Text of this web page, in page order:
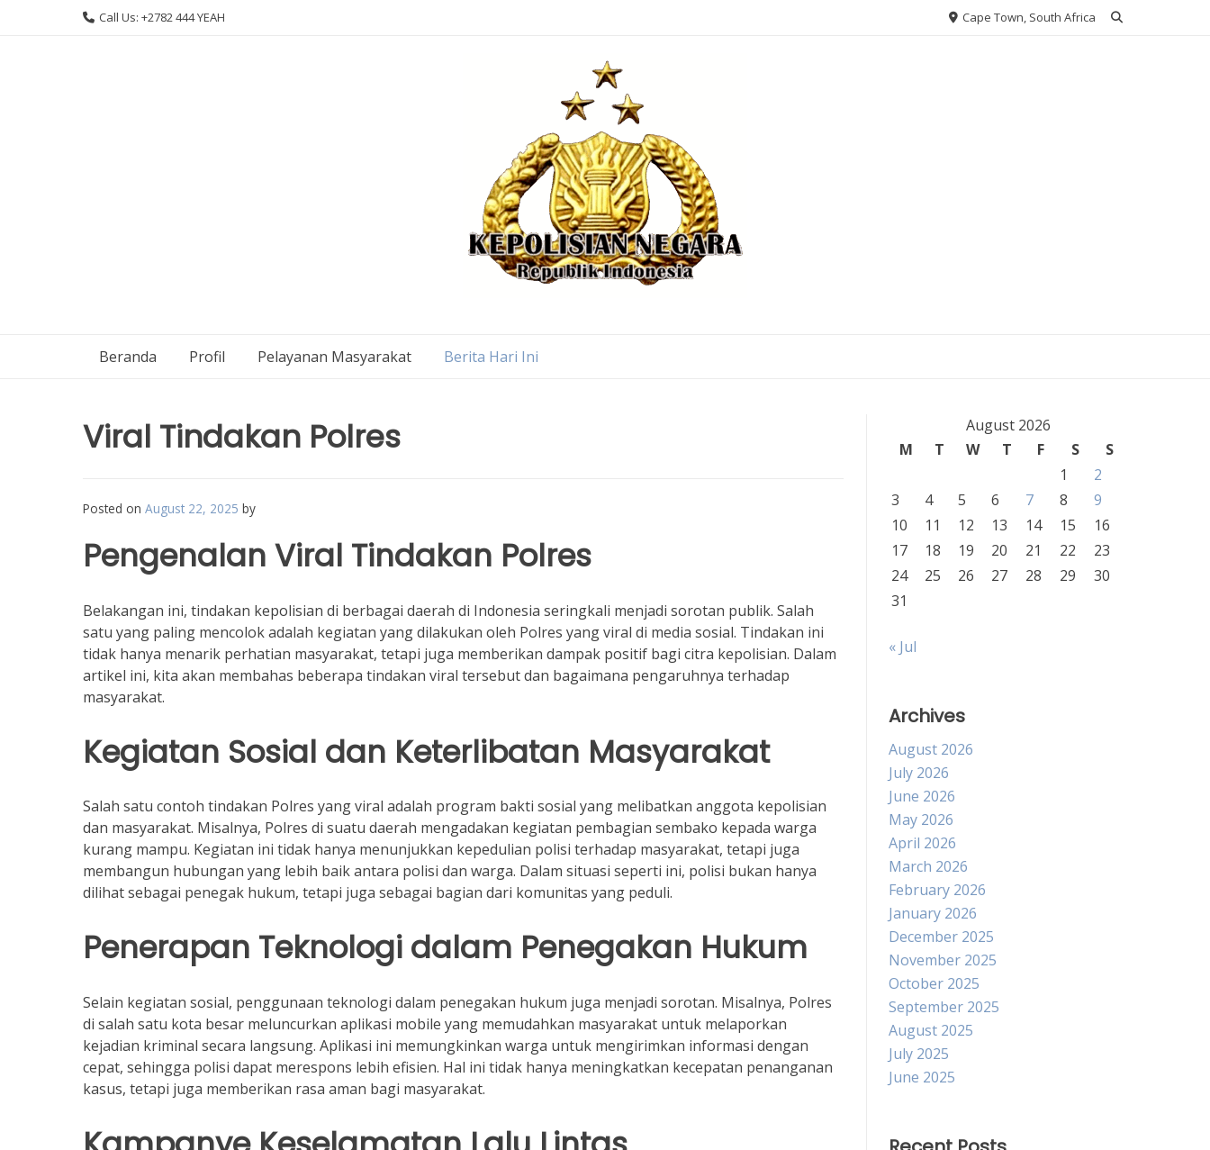
Call Us: +2782 444 YEAH Cape Town, South Africa
Beranda Profil Pelayanan Masyarakat Berita Hari Ini
Viral Tindakan Polres
Posted on August 22, 2025 by
Pengenalan Viral Tindakan Polres
Belakangan ini, tindakan kepolisian di berbagai daerah di Indonesia seringkali menjadi sorotan publik. Salah
satu yang paling mencolok adalah kegiatan yang dilakukan oleh Polres yang viral di media sosial. Tindakan ini
tidak hanya menarik perhatian masyarakat, tetapi juga memberikan dampak positif bagi citra kepolisian. Dalam
artikel ini, kita akan membahas beberapa tindakan viral tersebut dan bagaimana pengaruhnya terhadap
masyarakat.
Kegiatan Sosial dan Keterlibatan Masyarakat
Salah satu contoh tindakan Polres yang viral adalah program bakti sosial yang melibatkan anggota kepolisian
dan masyarakat. Misalnya, Polres di suatu daerah mengadakan kegiatan pembagian sembako kepada warga
kurang mampu. Kegiatan ini tidak hanya menunjukkan kepedulian polisi terhadap masyarakat, tetapi juga
membangun hubungan yang lebih baik antara polisi dan warga. Dalam situasi seperti ini, polisi bukan hanya
dilihat sebagai penegak hukum, tetapi juga sebagai bagian dari komunitas yang peduli.
Penerapan Teknologi dalam Penegakan Hukum
Selain kegiatan sosial, penggunaan teknologi dalam penegakan hukum juga menjadi sorotan. Misalnya, Polres
di salah satu kota besar meluncurkan aplikasi mobile yang memudahkan masyarakat untuk melaporkan
kejadian kriminal secara langsung. Aplikasi ini memungkinkan warga untuk mengirimkan informasi dengan
cepat, sehingga polisi dapat merespons lebih efisien. Hal ini tidak hanya meningkatkan kecepatan penanganan
kasus, tetapi juga memberikan rasa aman bagi masyarakat.
August 2026
M
T W T F S
S
1
2
3
4 5 6 7 8
9
10
11 12 13 14 15
16
17
18 19 20 21 22
23
24
25 26 27 28 29
30
31
« Jul
Archives
August 2026
July 2026
June 2026
May 2026
April 2026
March 2026
February 2026
January 2026
December 2025
November 2025
October 2025
September 2025
August 2025
July 2025
June 2025